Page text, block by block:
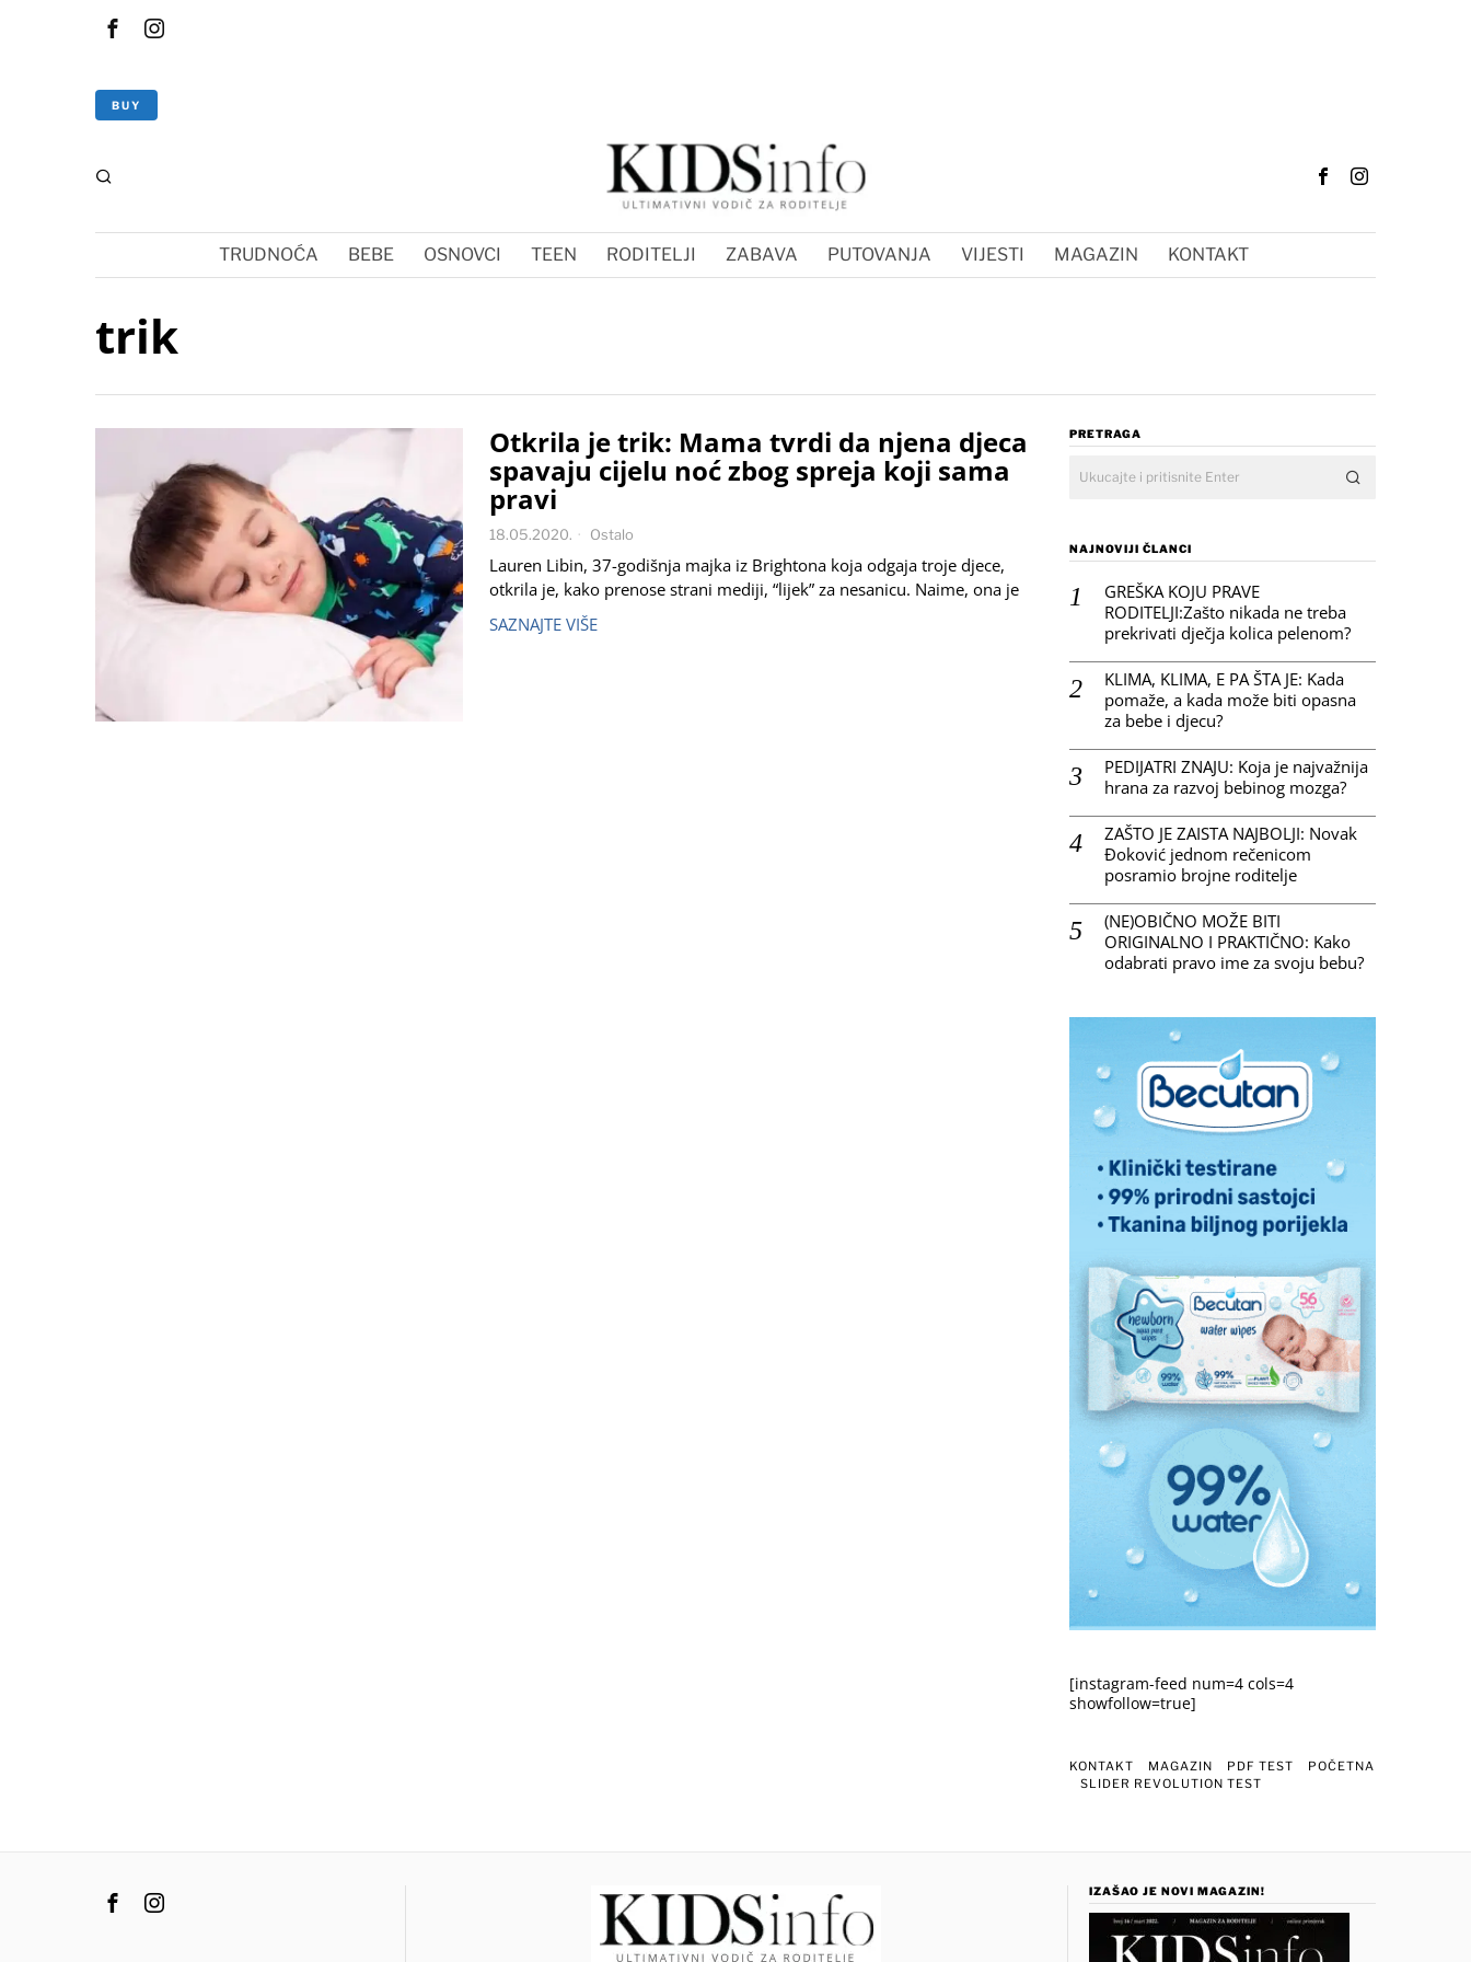
BUY
TRUDNOĆA BEBE OSNOVCI TEEN RODITELJI ZABAVA PUTOVANJA VIJESTI MAGAZIN KONTAKT
trik
Otkrila je trik: Mama tvrdi da njena djeca
spavaju cijelu noć zbog spreja koji sama
pravi
18.05.2020. Ostalo
Lauren Libin, 37-godišnja majka iz Brightona koja odgaja troje djece,
otkrila je, kako prenose strani mediji, “lijek” za nesanicu. Naime, ona je
SAZNAJTE VIŠE
PRETRAGA
NAJNOVIJI ČLANCI
GREŠKA KOJU PRAVE
RODITELJI:Zašto nikada ne treba
prekrivati dječja kolica pelenom?
KLIMA, KLIMA, E PA ŠTA JE: Kada
pomaže, a kada može biti opasna
za bebe i djecu?
PEDIJATRI ZNAJU: Koja je najvažnija
hrana za razvoj bebinog mozga?
ZAŠTO JE ZAISTA NAJBOLJI: Novak
Đoković jednom rečenicom
posramio brojne roditelje
(NE)OBIČNO MOŽE BITI
ORIGINALNO I PRAKTIČNO: Kako
odabrati pravo ime za svoju bebu?
[instagram-feed num=4 cols=4
showfollow=true]
KONTAKT MAGAZIN PDF TEST
POČETNA
SLIDER REVOLUTION TEST
IZAŠAO JE NOVI MAGAZIN!